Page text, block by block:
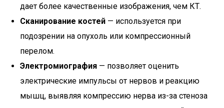
дает более качественные изображения, чем КТ.
Сканирование костей — используется при
подозрении на опухоль или компрессионный
перелом.
Электромиография — позволяет оценить
электрические импульсы от нервов и реакцию
мышц, выявляя компрессию нерва из-за стеноза